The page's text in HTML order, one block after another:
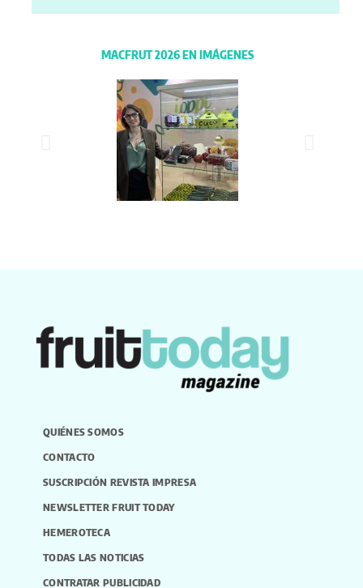
MACFRUT 2026 EN IMÁGENES
QUIÉNES SOMOS
CONTACTO
SUSCRIPCIÓN REVISTA IMPRESA
NEWSLETTER FRUIT TODAY
HEMEROTECA
TODAS LAS NOTICIAS
CONTRATAR PUBLICIDAD